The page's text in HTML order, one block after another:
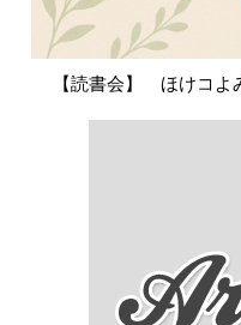
【読書会】 ほけコよ